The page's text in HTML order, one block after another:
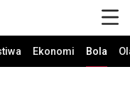
Ekonomi Bola